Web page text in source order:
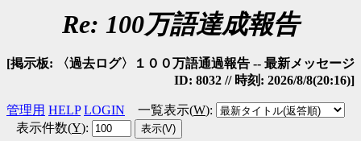
Re: 100万語達成報告
[掲示板: 〈過去ログ〉１００万語通過報告 -- 最新メッセージ
ID: 8032 // 時刻: 2026/8/8(20:16)]
管理用 HELP LOGIN 一覧表示(W):
表示件数(Y):